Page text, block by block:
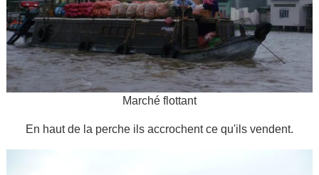
Marché flottant
En haut de la perche ils accrochent ce qu'ils vendent.